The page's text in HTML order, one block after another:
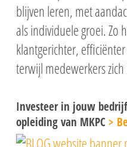
blijven leren, met
als individuele groei. Zo
klantgerichter,
terwijl medewerkers
Investeer in jouw
opleiding van MKPC >